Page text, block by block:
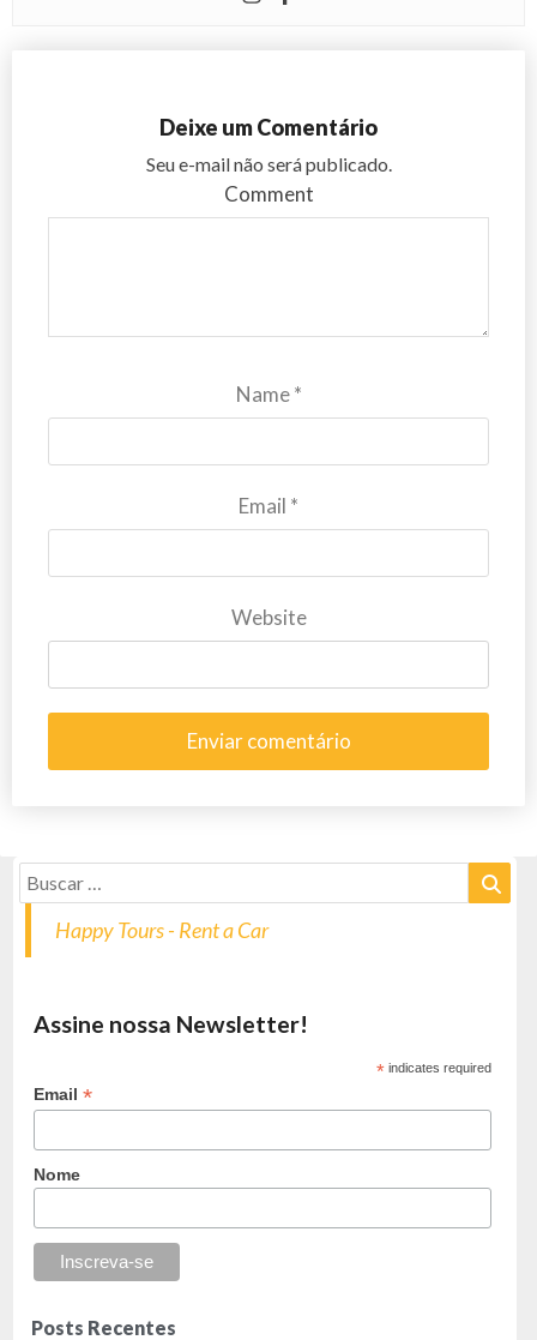
Deixe um Comentário
Seu e-mail não será publicado.
Comment
Name*
Email *
Website
Happy Tours - Rent a Car
Assine nossa Newsletter!
* indicates required
Email*
Nome
Posts Recentes